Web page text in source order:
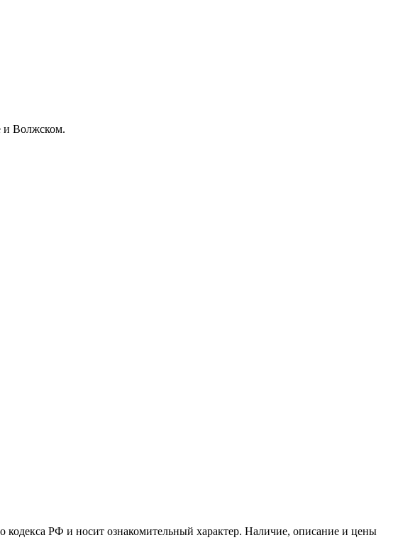
и Волжском.
кодекса РФ и носит ознакомительный характер. Наличие, описание и цены